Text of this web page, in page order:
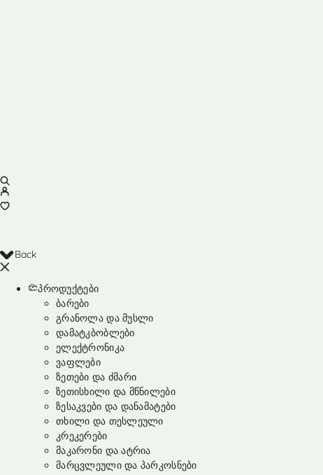
Back
პროდუქტები
ბარები
გრანოლა და მუსლი
დამატკბობლები
ელექტრონიკა
ვაფლები
ზეთები და ძმარი
ზეთისხილი და მწნილები
ზესაკვები და დანამატები
თხილი და თესლეული
კრეკერები
მაკარონი და ატრია
მარცვლეული და პარკოსნები